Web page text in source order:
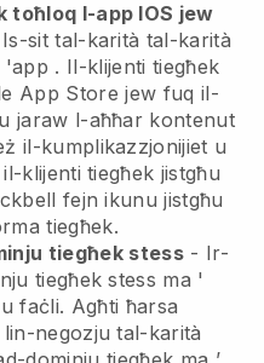
toħloq l-app IOS jew
Is-sit tal-karità tal-karità
'app . Il-klijenti tiegħek
App Store jew fuq il-
jaraw l-aħħar kontenut
il-kumplikazzjonijiet u
klijenti tiegħek jistgħu
fejn ikunu jistgħu
tiegħek.
tiegħek stess- Ir-
tiegħek stess ma '
faċli. Agħti ħarsa
negozju tal-karità